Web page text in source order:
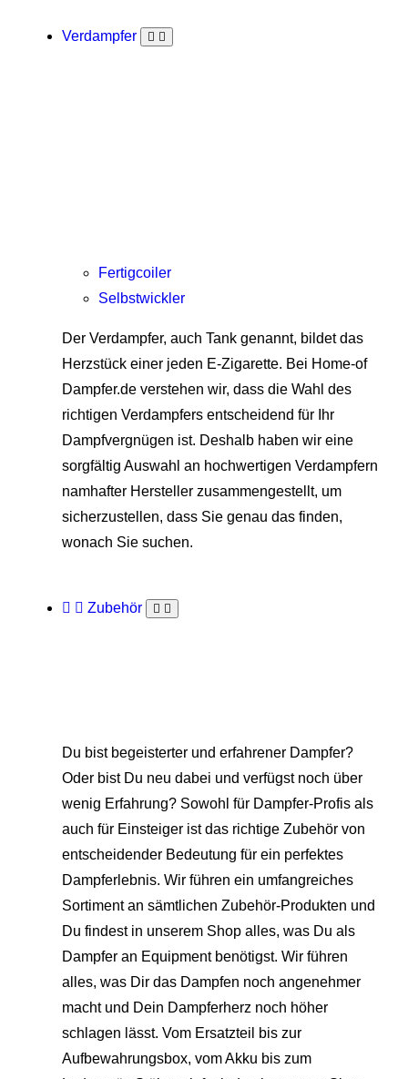
Verdampfer
Fertigcoiler
Selbstwickler
Der Verdampfer, auch Tank genannt, bildet das
Herzstück einer jeden E-Zigarette. Bei Home-of
Dampfer.de verstehen wir, dass die Wahl des
richtigen Verdampfers entscheidend für Ihr
Dampfvergnügen ist. Deshalb haben wir eine
sorgfältig Auswahl an hochwertigen Verdampfern
namhafter Hersteller zusammengestellt, um
sicherzustellen, dass Sie genau das finden,
wonach Sie suchen.
Zubehör
Du bist begeisterter und erfahrener Dampfer?
Oder bist Du neu dabei und verfügst noch über
wenig Erfahrung? Sowohl für Dampfer-Profis als
auch für Einsteiger ist das richtige Zubehör von
entscheidender Bedeutung für ein perfektes
Dampferlebnis. Wir führen ein umfangreiches
Sortiment an sämtlichen Zubehör-Produkten und
Du findest in unserem Shop alles, was Du als
Dampfer an Equipment benötigst. Wir führen
alles, was Dir das Dampfen noch angenehmer
macht und Dein Dampferherz noch höher
schlagen lässt. Vom Ersatzteil bis zur
Aufbewahrungsbox, vom Akku bis zum